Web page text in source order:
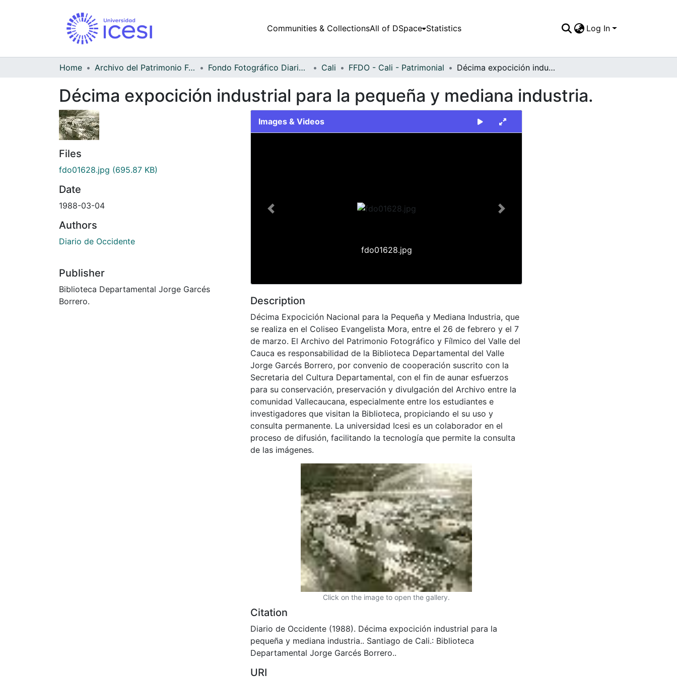
Communities & CollectionsAll of DSpace Statistics Log In
Home Archivo del Patrimonio Fotográfico y Fílmico del Valle del Cauca Fondo Fotográfico Diario Occidente Cali FFDO - Cali - Patrimonial Décima expocición industrial para la pequeña y mediana industria.
Décima expocición industrial para la pequeña y mediana industria.
Files
fdo01628.jpg (695.87 KB)
Date
1988-03-04
Authors
Diario de Occidente
Publisher
Biblioteca Departamental Jorge Garcés
Borrero.
Images & Videos
fdo01628.jpg
Previous Next
Description
Décima Expocición Nacional para la Pequeña y Mediana Industria, que
se realiza en el Coliseo Evangelista Mora, entre el 26 de febrero y el 7
de marzo. El Archivo del Patrimonio Fotográfico y Fílmico del Valle del
Cauca es responsabilidad de la Biblioteca Departamental del Valle
Jorge Garcés Borrero, por convenio de cooperación suscrito con la
Secretaria del Cultura Departamental, con el fin de aunar esfuerzos
para su conservación, preservación y divulgación del Archivo entre la
comunidad Vallecaucana, especialmente entre los estudiantes e
investigadores que visitan la Biblioteca, propiciando el su uso y
consulta permanente. La universidad Icesi es un colaborador en el
proceso de difusión, facilitando la tecnología que permite la consulta
de las imágenes.
Click on the image to open the gallery.
Citation
Diario de Occidente (1988). Décima expocición industrial para la
pequeña y mediana industria.. Santiago de Cali.: Biblioteca
Departamental Jorge Garcés Borrero..
URI